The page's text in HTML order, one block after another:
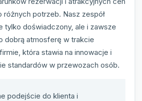
różnych potrzeb. Nasz zespół
tylko doświadczony, ale i zawsze
dobrą atmosferę w trakcie
która stawia na innowacje i
standardów w przewozach osób.
podejście do klienta i